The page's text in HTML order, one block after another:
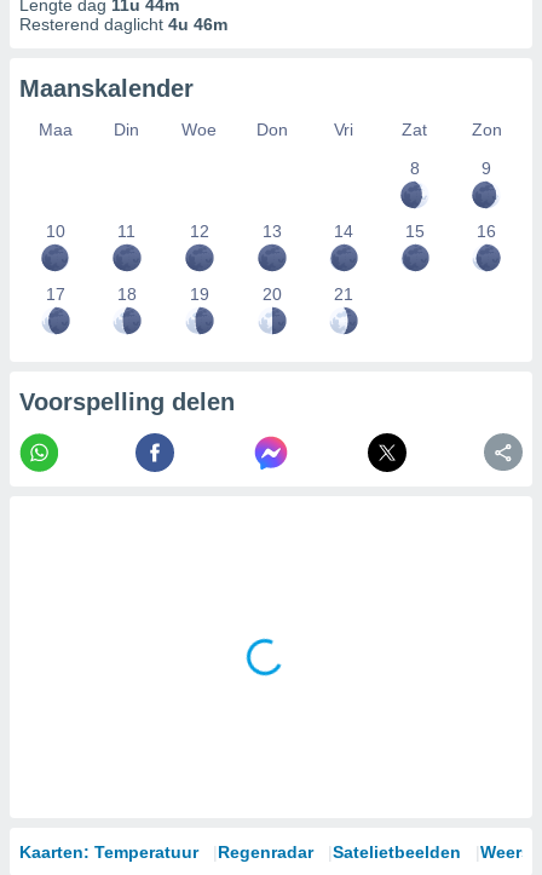
Lengte dag 11u 44m
Resterend daglicht 4u 46m
Maanskalender
Maa Din Woe Don Vri Zat
Zon
8
9
10 11 12 13 14 15 16
17 18 19 20 21
Voorspelling delen
Kaarten: Temperatuur Regenradar Satelietbeelden